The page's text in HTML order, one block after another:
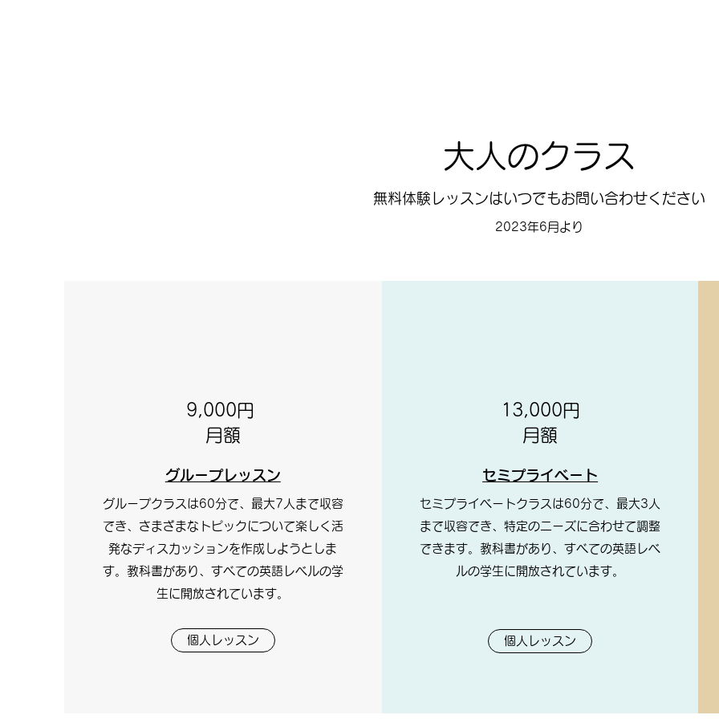
大人のクラス
無料体験レッスンはいつでもお問い合わせください
2023年6月より
9,000円
月額
グループレッスン
グループクラスは60分で、最大7人まで収容
でき、さまざまなトピックについて楽しく活
発なディスカッションを作成しようとしま
す。教科書があり、すべての英語レベルの学
生に開放されています。
個人レッスン
13,000円
月額
セミプライベート
セミプライベートクラスは60分で、最大3人
まで収容でき、特定のニーズに合わせて調整
できます。教科書があり、すべての英語レベ
ルの学生に開放されています。
個人レッスン